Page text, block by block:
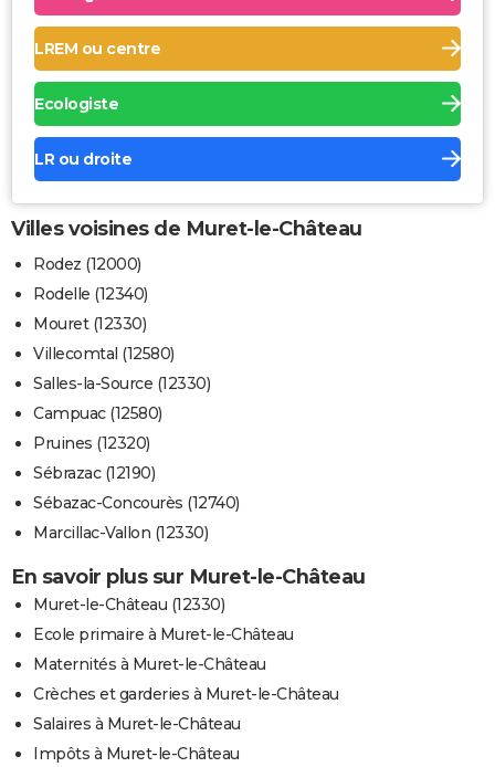
LREM ou centre
Ecologiste
LR ou droite
Villes voisines de Muret-le-Château
Rodez (12000)
Rodelle (12340)
Mouret (12330)
Villecomtal (12580)
Salles-la-Source (12330)
Campuac (12580)
Pruines (12320)
Sébrazac (12190)
Sébazac-Concourès (12740)
Marcillac-Vallon (12330)
En savoir plus sur Muret-le-Château
Muret-le-Château (12330)
Ecole primaire à Muret-le-Château
Maternités à Muret-le-Château
Crèches et garderies à Muret-le-Château
Salaires à Muret-le-Château
Impôts à Muret-le-Château